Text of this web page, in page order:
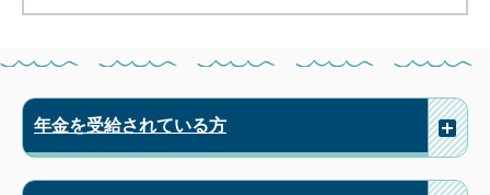
年金を受給されている方